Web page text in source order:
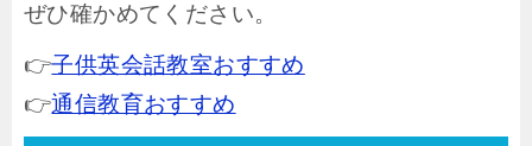
ぜひ確かめてください。
👉子供英会話教室おすすめ
👉通信教育おすすめ